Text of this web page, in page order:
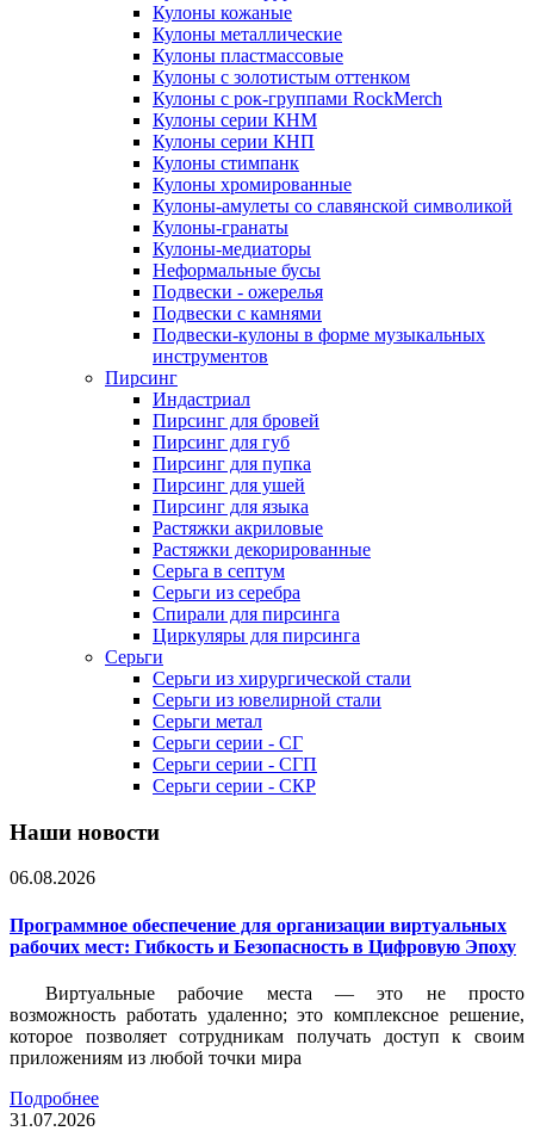
Кулоны кожаные
Кулоны металлические
Кулоны пластмассовые
Кулоны с золотистым оттенком
Кулоны с рок-группами RockMerch
Кулоны серии КНМ
Кулоны серии КНП
Кулоны стимпанк
Кулоны хромированные
Кулоны-амулеты со славянской символикой
Кулоны-гранаты
Кулоны-медиаторы
Неформальные бусы
Подвески - ожерелья
Подвески с камнями
Подвески-кулоны в форме музыкальных
инструментов
Пирсинг
Индастриал
Пирсинг для бровей
Пирсинг для губ
Пирсинг для пупка
Пирсинг для ушей
Пирсинг для языка
Растяжки акриловые
Растяжки декорированные
Серьга в септум
Серьги из серебра
Спирали для пирсинга
Циркуляры для пирсинга
Серьги
Серьги из хирургической стали
Серьги из ювелирной стали
Серьги метал
Серьги серии - СГ
Серьги серии - СГП
Серьги серии - СКР
Наши новости
06.08.2026
Программное обеспечение для организации виртуальных
рабочих мест: Гибкость и Безопасность в Цифровую Эпоху
Виртуальные рабочие места — это не просто
возможность работать удаленно; это комплексное решение,
которое позволяет сотрудникам получать доступ к своим
приложениям из любой точки мира
Подробнее
31.07.2026